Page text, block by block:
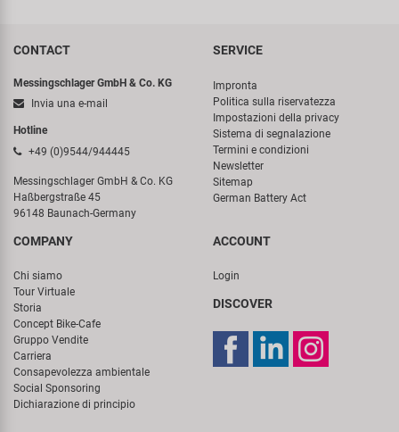
CONTACT
Messingschlager GmbH & Co. KG
Invia una e-mail
Hotline
+49 (0)9544/944445
Messingschlager GmbH & Co. KG
Haßbergstraße 45
96148 Baunach-Germany
SERVICE
Impronta
Politica sulla riservatezza
Impostazioni della privacy
Sistema di segnalazione
Termini e condizioni
Newsletter
Sitemap
German Battery Act
COMPANY
Chi siamo
Tour Virtuale
Storia
Concept Bike-Cafe
Gruppo Vendite
Carriera
Consapevolezza ambientale
Social Sponsoring
Dichiarazione di principio
ACCOUNT
Login
DISCOVER